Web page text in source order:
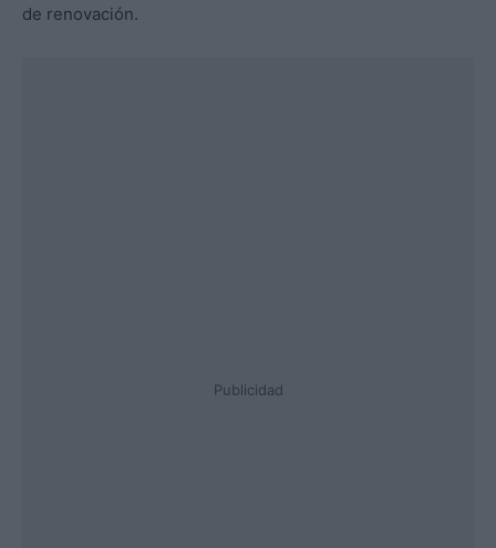
de renovación.
Publicidad